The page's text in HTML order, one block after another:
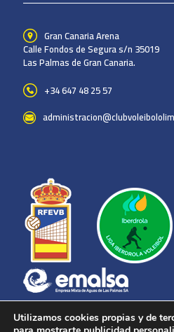
Gran Canaria Arena
Calle Fondos de Segura s/n 35019
Las Palmas de Gran Canaria.
+34 647 48 25 57
Utilizamos cookies propias y de